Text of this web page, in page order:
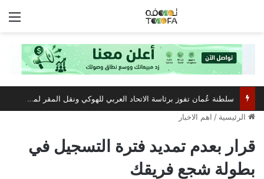
سلطنة عُمان تفوز برئاسة الاتحاد العربي للهوكي ونقل المقر لمسقط
الرئيسية / اهم الاخبار
قرار بعدم تمديد فترة التسجيل في
بطولة شجع فريقك